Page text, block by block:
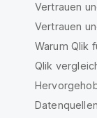
Vertrauen
Vertrauen
Warum Qlik
Qlik